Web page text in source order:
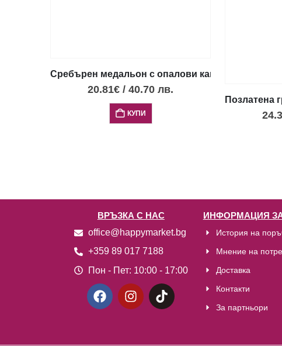
Сребърен медальон с опалови камъни и диск
20.81€ / 40.70 лв.
КУПИ
Позлатена
ВРЪЗКА С НАС
office@happymarket.bg
+359 89 017 7188
Пон - Пет: 10:00 - 17:00
ИНФОРМАЦИЯ
История на
Мнение на
Доставка
Контакти
За партньори